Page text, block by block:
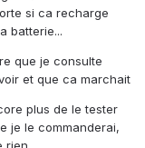
si ca recharge
batterie...
que je consulte
et que ca marchait
plus de le tester
je le commanderai,